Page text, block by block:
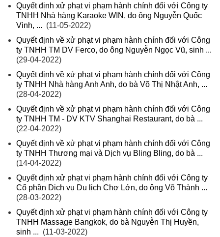
Quyết định xử phạt vi phạm hành chính đối với Công ty
TNHH Nhà hàng Karaoke WIN, do ông Nguyễn Quốc
Vinh, ... (11-05-2022)
Quyết định về xử phạt vi phạm hành chính đối với Công
ty TNHH TM DV Ferco, do ông Nguyễn Ngọc Vũ, sinh ...
(29-04-2022)
Quyết định về xử phạt vi phạm hành chính đối với Công
ty TNHH Nhà hàng Anh Anh, do bà Võ Thị Nhật Anh, ...
(28-04-2022)
Quyết định về xử phạt vi phạm hành chính đối với Công
ty TNHH TM - DV KTV Shanghai Restaurant, do bà ...
(22-04-2022)
Quyết định về xử phạt vi phạm hành chính đối với Công
ty TNHH Thương mại và Dịch vụ Bling Bling, do bà ...
(14-04-2022)
Quyết định xử phạt vi phạm hành chính đối với Công ty
Cổ phần Dịch vụ Du lịch Chợ Lớn, do ông Võ Thành ...
(28-03-2022)
Quyết định xử phạt vi phạm hành chính đối với Công ty
TNHH Massage Bangkok, do bà Nguyễn Thị Huyền,
sinh ... (11-03-2022)